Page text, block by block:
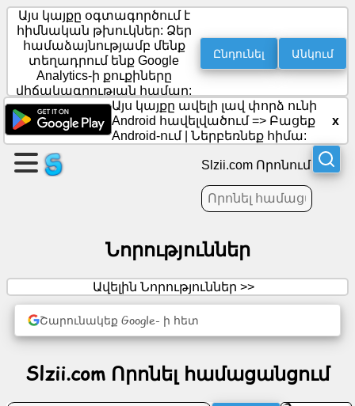
Ստեղծեք
էջ
Ստեղծել
խումբ
Ժամանց
Սոցիալական
ցանց
Նորություններ
Այս կայքը օգտագործում է
հիմնական թխուկներ: Ձեր
համաձայնությամբ մենք
տեղադրում ենք Google
Analytics-ի քուքիները
վիճակագրության համար:
Ընդունել Անկում
Այս կայքը ավելի լավ փորձ ունի
Android հավելվածում => Բացեք
Android-ում
Ներբեռնեք հիմա:
x
Slzii.com Որոնում
Նորություններ
Ավելին Նորություններ >>
Շարունակեք Google- ի հետ
Slzii.com Որոնել համացանցում